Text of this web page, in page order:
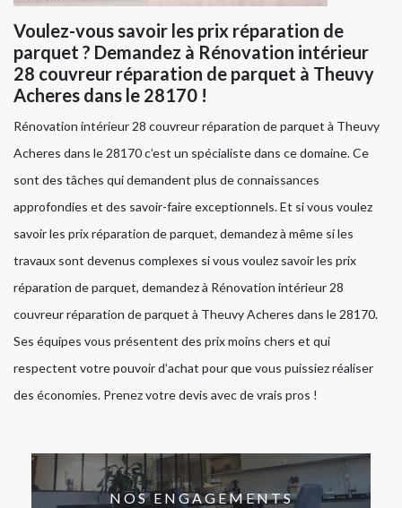
Voulez-vous savoir les prix réparation de
parquet ? Demandez à Rénovation intérieur
28 couvreur réparation de parquet à Theuvy
Acheres dans le 28170 !
Rénovation intérieur 28 couvreur réparation de parquet à Theuvy
Acheres dans le 28170 c’est un spécialiste dans ce domaine. Ce
sont des tâches qui demandent plus de connaissances
approfondies et des savoir-faire exceptionnels. Et si vous voulez
savoir les prix réparation de parquet, demandez à même si les
travaux sont devenus complexes si vous voulez savoir les prix
réparation de parquet, demandez à Rénovation intérieur 28
couvreur réparation de parquet à Theuvy Acheres dans le 28170.
Ses équipes vous présentent des prix moins chers et qui
respectent votre pouvoir d’achat pour que vous puissiez réaliser
des économies. Prenez votre devis avec de vrais pros !
NOS ENGAGEMENTS